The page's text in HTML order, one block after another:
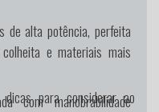
de alta potência, perfeita
e materiais mais
com manobrabilidade
para considerar ao